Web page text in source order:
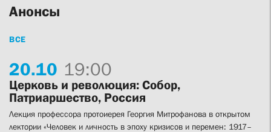
Анонсы
ВСЕ
20.10 19:00
Церковь и революция: Собор,
Патриаршество, Россия
Лекция профессора протоиерея Георгия Митрофанова в открытом
лектории «Человек и личность в эпоху кризисов и перемен: 1917–